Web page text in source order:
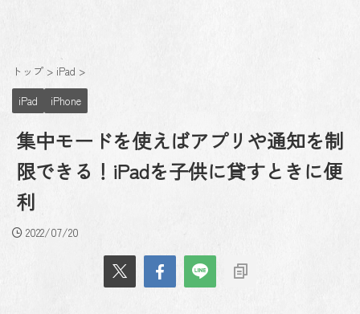
トップ > iPad >
iPad
iPhone
集中モードを使えばアプリや通知を制
限できる！iPadを子供に貸すときに便
利
2022/07/20